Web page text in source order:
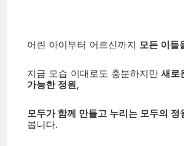
어린 아이부터 어르신까지 모든 이들
지금 모습 이대로도 충분하지만 새로
가능한 정원,
모두가 함께 만들고 누리는 모두의 정
봅니다.